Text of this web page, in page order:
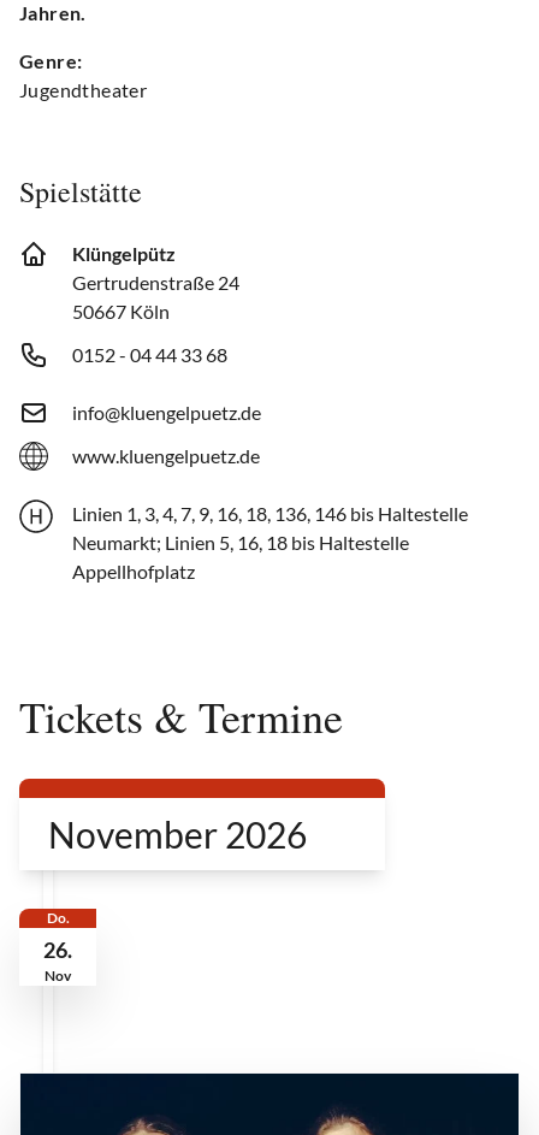
Jahren.
Genre:
Jugendtheater
Spielstätte
Klüngelpütz
Gertrudenstraße 24
50667 Köln
0152 - 04 44 33 68
info@kluengelpuetz.de
www.kluengelpuetz.de
Linien 1, 3, 4, 7, 9, 16, 18, 136, 146 bis Haltestelle
Neumarkt; Linien 5, 16, 18 bis Haltestelle
Appellhofplatz
Tickets & Termine
November 2026
Do.
26.
Nov